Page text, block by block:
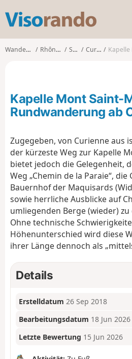
s
o
o
Wanderungen Rhône-Alpes Savoie Curienne Kapelle
Kapelle Mont Saint-
Rundwanderung ab
Zugegeben, von Curienne aus
der kürzeste Weg zur Kapelle
bietet jedoch die Gelegenheit,
Weg „Chemin de la Paraie“,
Bauernhof der Maquisards
sowie herrliche Ausblicke auf
umliegenden Berge (wieder) zu
Ohne technische
Höhenunterschied wird diese
ihrer Länge dennoch als
Details
Erstelldatum 26 Sep 2018
Bearbeitungsdatum 18 Jun 2026
Letzte Bewertung 15 Jun 2026